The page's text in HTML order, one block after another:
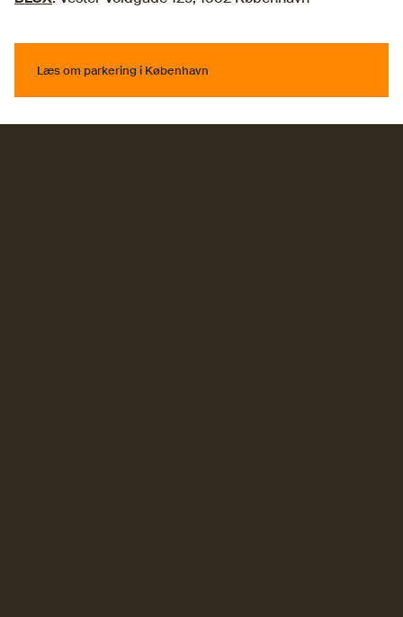
Læs om parkering i København
Læs om parkering i København